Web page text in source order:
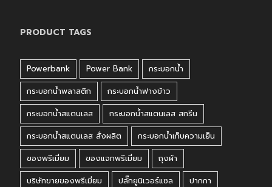
PRODUCT TAGS
Powerbank Power Bank
กระบอกน้ำ
กระบอกน้ำพลาสติก
กระบอกน้ำฟางข้าว
กระบอกน้ำสแตนเลส
กระบอกน้ำสแตนเลส สกรีน
กระบอกน้ำสแตนเลส สั่งผลิต
กระบอกน้ำเก็บความเย็น
ของพรีเมี่ยม
ของแจกพรีเมี่ยม
ถุงผ้า
บริษัทขายของพรีเมี่ยม
ปลั๊กยูนิเวอร์แซล
ปากกา